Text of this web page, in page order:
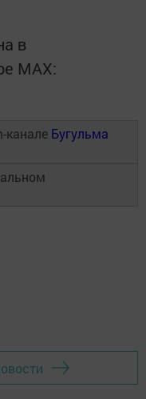
в
MАХ:
канале Бугульма